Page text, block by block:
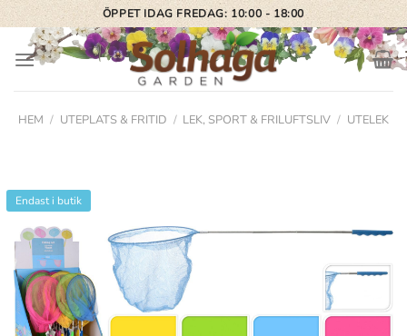
Skip
to
content
ÖPPET IDAG FREDAG: 10:00 - 18:00
HEM / UTEPLATS & FRITID / LEK, SPORT & FRILUFTSLIV / UTELEK
Endast i butik